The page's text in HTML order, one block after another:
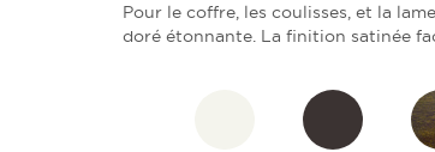
Pour le coffre, les coulisses, et la
doré étonnante. La finition satinée